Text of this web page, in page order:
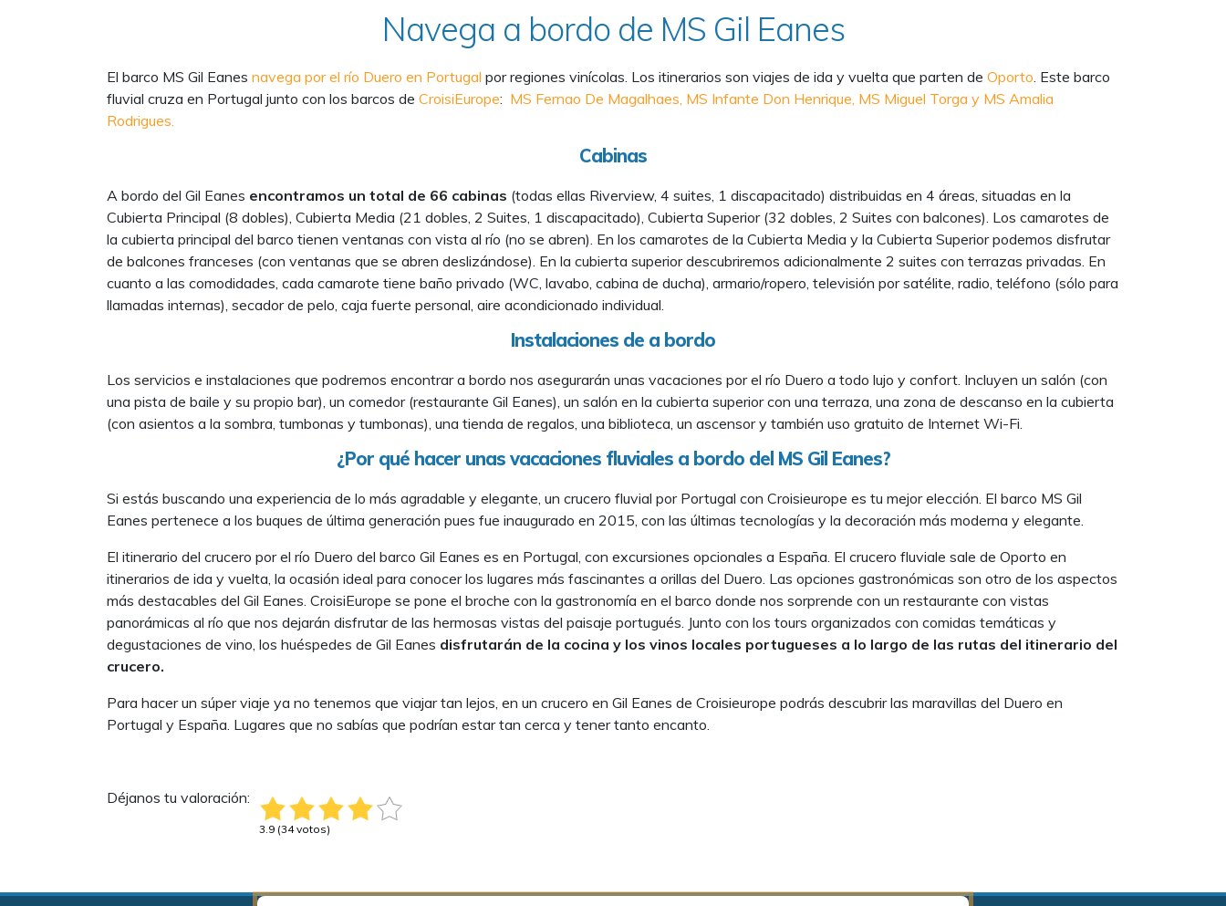
Navega a bordo de MS Gil Eanes
El barco MS Gil Eanes navega por el río Duero en Portugal por regiones vinícolas. Los itinerarios son viajes de ida y vuelta que parten de Oporto. Este barco
fluvial cruza en Portugal junto con los barcos de CroisiEurope: MS Fernao De Magalhaes, MS Infante Don Henrique, MS Miguel Torga y MS Amalia
Rodrigues.
Cabinas
A bordo del Gil Eanes encontramos un total de 66 cabinas (todas ellas Riverview, 4 suites, 1 discapacitado) distribuidas en 4 áreas, situadas en la
Cubierta Principal (8 dobles), Cubierta Media (21 dobles, 2 Suites, 1 discapacitado), Cubierta Superior (32 dobles, 2 Suites con balcones). Los camarotes de
la cubierta principal del barco tienen ventanas con vista al río (no se abren). En los camarotes de la Cubierta Media y la Cubierta Superior podemos disfrutar
de balcones franceses (con ventanas que se abren deslizándose). En la cubierta superior descubriremos adicionalmente 2 suites con terrazas privadas. En
cuanto a las comodidades, cada camarote tiene baño privado (WC, lavabo, cabina de ducha), armario/ropero, televisión por satélite, radio, teléfono (sólo para
llamadas internas), secador de pelo, caja fuerte personal, aire acondicionado individual.
Instalaciones de a bordo
Los servicios e instalaciones que podremos encontrar a bordo nos asegurarán unas vacaciones por el río Duero a todo lujo y confort. Incluyen un salón (con
una pista de baile y su propio bar), un comedor (restaurante Gil Eanes), un salón en la cubierta superior con una terraza, una zona de descanso en la cubierta
(con asientos a la sombra, tumbonas y tumbonas), una tienda de regalos, una biblioteca, un ascensor y también uso gratuito de Internet Wi-Fi.
¿Por qué hacer unas vacaciones fluviales a bordo del MS Gil Eanes?
Si estás buscando una experiencia de lo más agradable y elegante, un crucero fluvial por Portugal con Croisieurope es tu mejor elección. El barco MS Gil
Eanes pertenece a los buques de última generación pues fue inaugurado en 2015, con las últimas tecnologías y la decoración más moderna y elegante.
El itinerario del crucero por el río Duero del barco Gil Eanes es en Portugal, con excursiones opcionales a España. El crucero fluviale sale de Oporto en
itinerarios de ida y vuelta, la ocasión ideal para conocer los lugares más fascinantes a orillas del Duero. Las opciones gastronómicas son otro de los aspectos
más destacables del Gil Eanes. CroisiEurope se pone el broche con la gastronomía en el barco donde nos sorprende con un restaurante con vistas
panorámicas al río que nos dejarán disfrutar de las hermosas vistas del paisaje portugués. Junto con los tours organizados con comidas temáticas y
degustaciones de vino, los huéspedes de Gil Eanes disfrutarán de la cocina y los vinos locales portugueses a lo largo de las rutas del itinerario del
crucero.
Para hacer un súper viaje ya no tenemos que viajar tan lejos, en un crucero en Gil Eanes de Croisieurope podrás descubrir las maravillas del Duero en
Portugal y España. Lugares que no sabías que podrían estar tan cerca y tener tanto encanto.
Déjanos tu valoración:
3.9 (34 votos)